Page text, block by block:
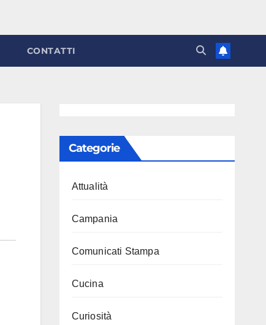
CONTATTI
Categorie
Attualità
Campania
Comunicati Stampa
Cucina
Curiosità